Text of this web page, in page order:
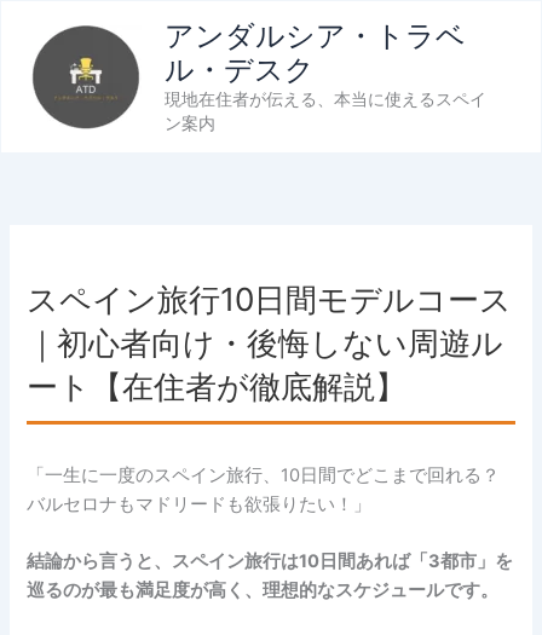
アンダルシア・トラベ
ル・デスク
現地在住者が伝える、本当に使えるスペイ
ン案内
スペイン旅行10日間モデルコース
｜初心者向け・後悔しない周遊ル
ート【在住者が徹底解説】
「一生に一度のスペイン旅行、10日間でどこまで回れる？
バルセロナもマドリードも欲張りたい！」
結論から言うと、スペイン旅行は10日間あれば「3都市」を
巡るのが最も満足度が高く、理想的なスケジュールです。